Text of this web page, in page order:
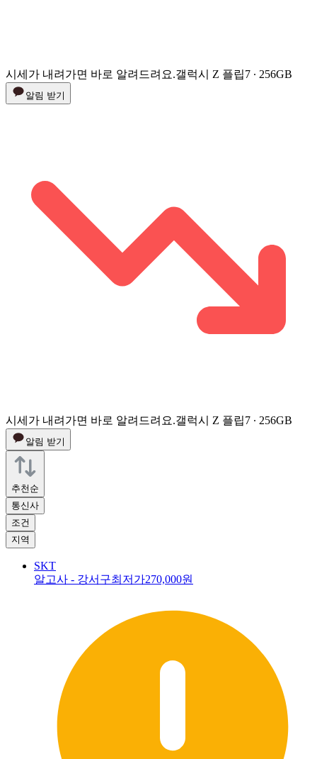
시세가 내려가면 바로 알려드려요.갤럭시 Z 플립7 ∙ 256GB
알림 받기
시세가 내려가면 바로 알려드려요.갤럭시 Z 플립7 ∙ 256GB
알림 받기
추천순
통신사
조건
지역
SKT
알고사 - 강서구최저가270,000원